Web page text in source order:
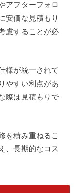
アフターフォロ
安価な見積もり
慮することが必
様が統一されて
やすい利点があ
際は見積もりで
を積み重ねるこ
、長期的なコス